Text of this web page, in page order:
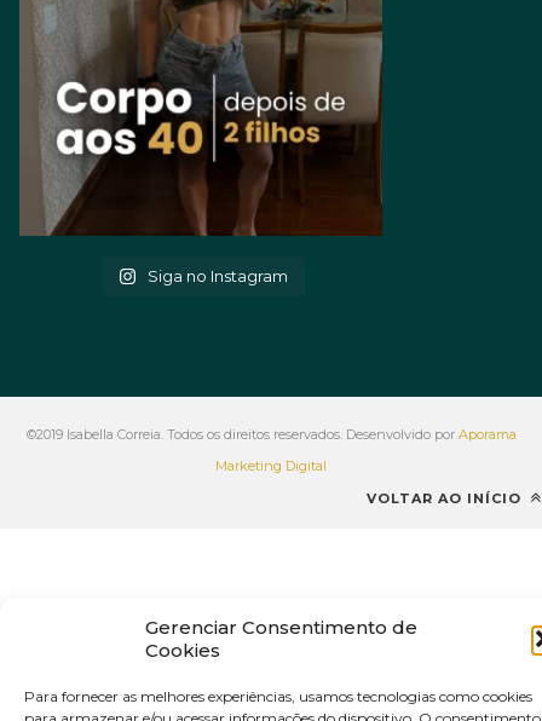
Gerenciar Consentimento de
Cookies
Para fornecer as melhores experiências, usamos tecnologias como cookies
Siga no Instagram
©2019 Isabella Correia. Todos os direitos reservados. Desenvolvido por Aporama
Marketing Digital
VOLTAR AO INÍCIO